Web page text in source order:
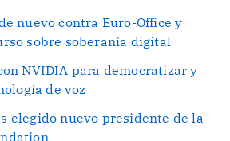
nuevo contra Euro-Office y
sobre soberanía digital
NVIDIA para democratizar y
de voz
elegido nuevo presidente de la